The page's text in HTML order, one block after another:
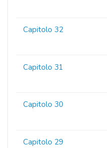
Capitolo 32
Capitolo 31
Capitolo 30
Capitolo 29